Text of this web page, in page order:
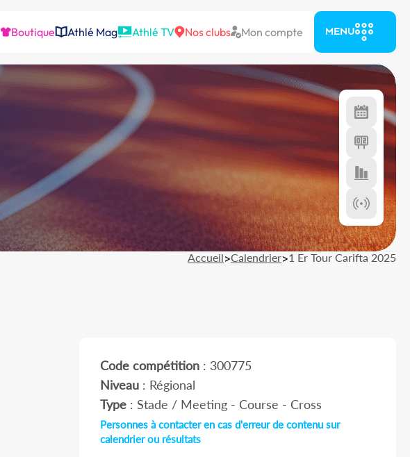
Boutique Athlé Mag Athlé TV Nos clubs Mon compte MENU
Accueil>Calendrier>1 Er Tour Carifta 2025
Code compétition: 300775
Niveau: Régional
Type: Stade / Meeting - Course - Cross
Personnes à contacter en cas d'erreur de contenu sur
calendrier ou résultats